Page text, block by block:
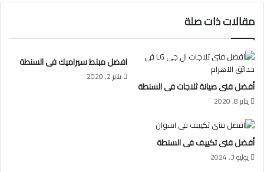
مقالات ذات صلة
أفضل فنى صيانة ثلاجات فى السنطة
يناير 8, 2020
افضل مبلط سيراميك فى السنطة
يناير 2, 2020
أفضل فنى تكييف فى السنطة
يوليو 3, 2024